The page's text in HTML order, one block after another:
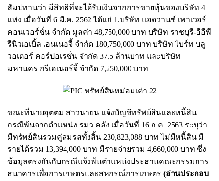
สัมปทานว่า มีสิทธิที่จะได้รับเงินจากการขายหุ้นของบริษัท 4
แห่ง เมื่อวันที่ 6 มี.ค. 2562 ได้แก่ 1.บริษัท แอดวานซ์ เพาเวอร์
คอนเวอร์ชั่น จำกัด มูลค่า 48,750,000 บาท บริษัท ราชบุรี-อีอีพี
รีนิวเอเบิ้ล เอนเนอจี้ จำกัด 180,750,000 บาท บริษัท ไบร์ท บลู
วอเตอร์ คอร์ปอเรชั่น จำกัด 37.5 ล้านบาท และบริษัท
มหานคร กรีเอเนอร์จี้ จำกัด 7,250,000 บาท
ขณะที่นายอุตตม สาวนายน แจ้งบัญชีทรัพย์สินและหนี้สิน
กรณีพ้นจากตำแหน่ง รมว.คลัง เมื่อวันที่ 16 ก.ค. 2563 ระบุว่า
มีทรัพย์สินรวมคู่สมรสทั้งสิ้น 230,823,088 บาท ไม่มีหนี้สิน มี
รายได้รวม 13,394,000 บาท มีรายจ่ายรวม 4,660,000 บาท ซึ่ง
ข้อมูลตรงกันกับกรณีแจ้งพ้นตำแหน่งประธานคณะกรรมการ
ธนาคารเพื่อการเกษตรและสหกรณ์การเกษตร (อ่านประกอบ